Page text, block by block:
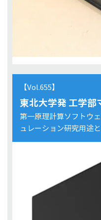
【Vol.655】
東北大学発 工学部
第一原理計算ソフトウ
ュレーション研究用途